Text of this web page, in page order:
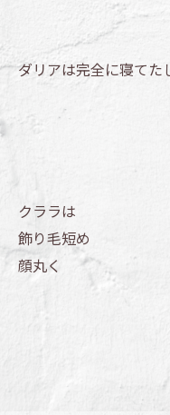
ダリアは完全に寝てた
クララは
飾り毛短め
顔丸く